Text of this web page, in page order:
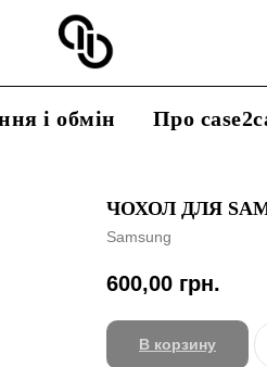
і обмін Про
ЧОХОЛ ДЛЯ
Samsung
600,00 грн.
В корзину